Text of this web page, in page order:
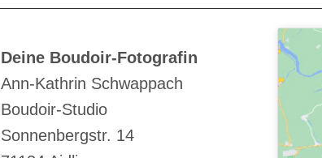
Deine Boudoir-Fotografin
Ann-Kathrin Schwappach
Boudoir-Studio
Sonnenbergstr. 14